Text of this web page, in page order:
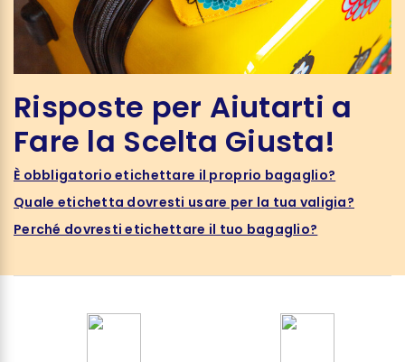
Risposte per Aiutarti a
Fare la Scelta Giusta!
È obbligatorio etichettare il proprio bagaglio?
Quale etichetta dovresti usare per la tua valigia?
Perché dovresti etichettare il tuo bagaglio?